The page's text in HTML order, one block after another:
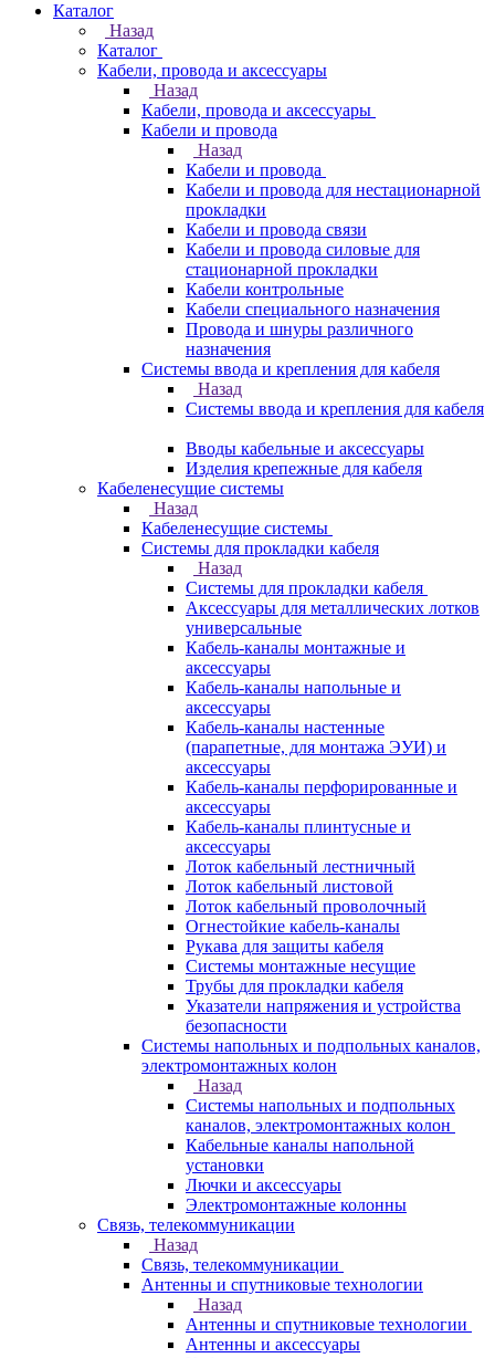
Каталог
Назад
Каталог
Кабели, провода и аксессуары
Назад
Кабели, провода и аксессуары
Кабели и провода
Назад
Кабели и провода
Кабели и провода для нестационарной
прокладки
Кабели и провода связи
Кабели и провода силовые для
стационарной прокладки
Кабели контрольные
Кабели специального назначения
Провода и шнуры различного
назначения
Системы ввода и крепления для кабеля
Назад
Системы ввода и крепления для кабеля
Вводы кабельные и аксессуары
Изделия крепежные для кабеля
Кабеленесущие системы
Назад
Кабеленесущие системы
Системы для прокладки кабеля
Назад
Системы для прокладки кабеля
Аксессуары для металлических лотков
универсальные
Кабель-каналы монтажные и
аксессуары
Кабель-каналы напольные и
аксессуары
Кабель-каналы настенные
(парапетные, для монтажа ЭУИ) и
аксессуары
Кабель-каналы перфорированные и
аксессуары
Кабель-каналы плинтусные и
аксессуары
Лоток кабельный лестничный
Лоток кабельный листовой
Лоток кабельный проволочный
Огнестойкие кабель-каналы
Рукава для защиты кабеля
Системы монтажные несущие
Трубы для прокладки кабеля
Указатели напряжения и устройства
безопасности
Системы напольных и подпольных каналов,
электромонтажных колон
Назад
Системы напольных и подпольных
каналов, электромонтажных колон
Кабельные каналы напольной
установки
Лючки и аксессуары
Электромонтажные колонны
Связь, телекоммуникации
Назад
Связь, телекоммуникации
Антенны и спутниковые технологии
Назад
Антенны и спутниковые технологии
Антенны и аксессуары